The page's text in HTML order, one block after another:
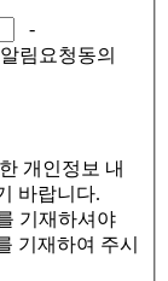
-
림요청동의
개인정보 내
바랍니다.
기재하셔야
기재하여 주시